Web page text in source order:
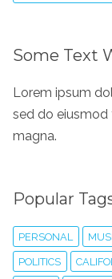
Some Text
Lorem ipsum
sed do
magna.
Popular
PERSONAL
POLITICS